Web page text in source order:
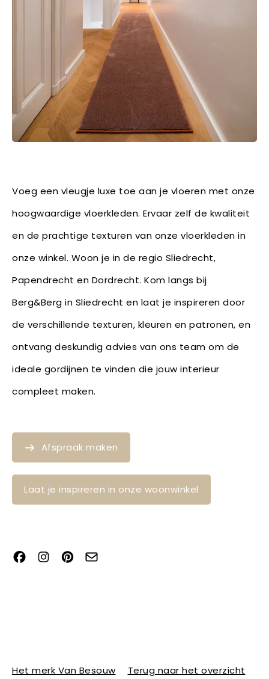
Voeg een vleugje luxe toe aan je vloeren met onze
hoogwaardige vloerkleden. Ervaar zelf de kwaliteit
en de prachtige texturen van onze vloerkleden in
onze winkel. Woon je in de regio Sliedrecht,
Papendrecht en Dordrecht. Kom langs bij
Berg&Berg in Sliedrecht en laat je inspireren door
de verschillende texturen, kleuren en patronen, en
ontvang deskundig advies van ons team om de
ideale gordijnen te vinden die jouw interieur
compleet maken.
Afspraak maken
Laat je inspireren in onze woonwinkel
Het merk Van Besouw Terug naar het overzicht